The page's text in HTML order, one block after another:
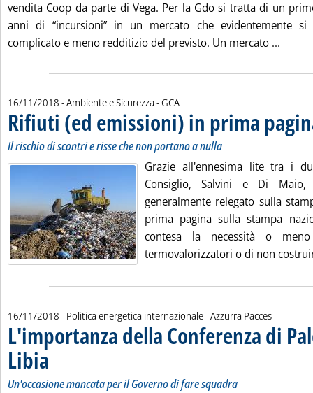
vendita Coop da parte di Vega. Per la Gdo si tratta di un
anni di “incursioni” in un mercato che evidentemente
complicato e meno redditizio del previsto. Un mercato ...
16/11/2018 - Ambiente e Sicurezza -di:
GCA
Rifiuti (ed emissioni) in prima
Il rischio di scontri e risse che non portano a nulla
Grazie all'ennesima lite tra i
Consiglio, Salvini e Di
generalmente relegato sulla
prima pagina sulla stampa
contesa la necessità o
termovalorizzatori o di non
16/11/2018 - Politica energetica internazionale -di:
Azzurra Pacces
L'importanza della Conferenza di
Libia
Un'occasione mancata per il Governo di fare squadra